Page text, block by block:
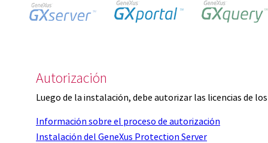
Autorización
Luego de la instalación, debe autorizar las licencias de
Información sobre el proceso de autorización
Instalación del GeneXus Protection Server